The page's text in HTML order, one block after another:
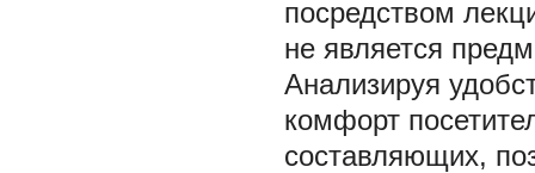
посредством
не является
Анализируя
комфорт
составляющих,